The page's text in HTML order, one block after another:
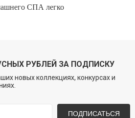
СПА легко
РУБЛЕЙ ЗА ПОДПИСКУ
новых коллекциях, конкурсах и
ПОДПИСАТЬСЯ